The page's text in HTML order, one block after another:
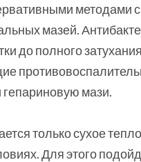
методами
мазей.
до полного
мази.
только сухое
Для этого